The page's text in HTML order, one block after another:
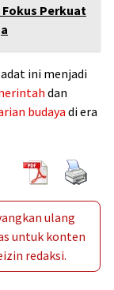
Perkuat
ini menjadi
dan
budayadi era
ulang
untuk konten
redaksi.